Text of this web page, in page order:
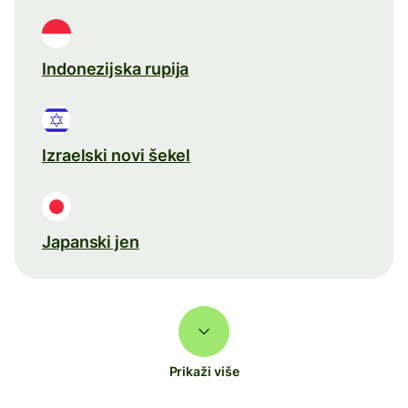
Indonezijska rupija
Izraelski novi šekel
Japanski jen
Prikaži više